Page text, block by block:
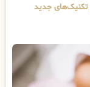
تکنیک‌های جدید